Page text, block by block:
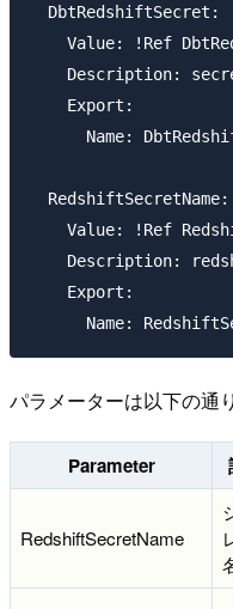
  DbtRedshiftSecret:
Value: !Ref
Description:
    Export:
Name:
  RedshiftSecretName:
Value: !Ref
Description:
    Export:
パラメーターは以下の通
Parameter
RedshiftSecretName